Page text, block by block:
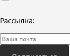
Рассылка: